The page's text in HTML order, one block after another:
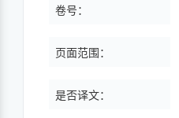
卷号：
页面范围：
是否译文：